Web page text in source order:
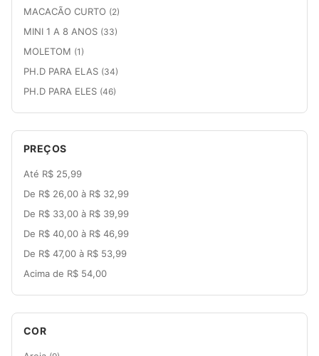
MACACÃO CURTO (2)
MINI 1 A 8 ANOS (33)
MOLETOM (1)
PH.D PARA ELAS (34)
PH.D PARA ELES (46)
PREÇOS
Até R$ 25,99
De R$ 26,00 à R$ 32,99
De R$ 33,00 à R$ 39,99
De R$ 40,00 à R$ 46,99
De R$ 47,00 à R$ 53,99
Acima de R$ 54,00
COR